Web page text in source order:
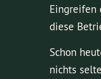
Eingreifen
diese
Schon
nichts